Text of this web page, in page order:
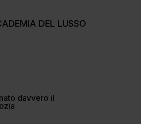
DEL LUSSO
davvero il